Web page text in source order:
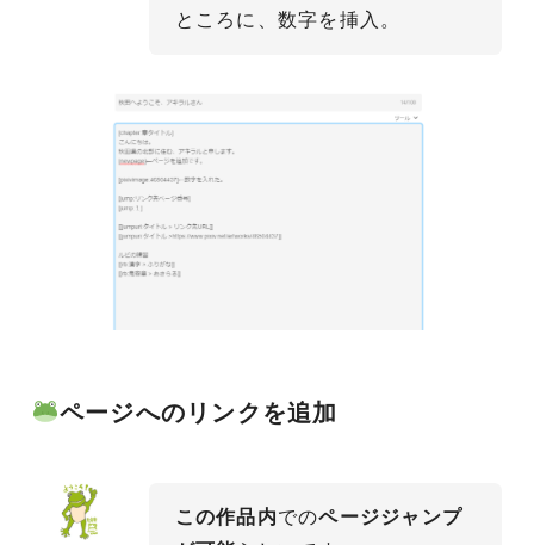
ところに、数字を挿入。
ページへのリンクを追加
この作品内でのページジャンプ